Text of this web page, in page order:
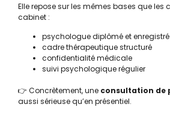
Elle repose sur les mêmes bases que les
cabinet :
psychologue diplômé et enregistré
cadre thérapeutique structuré
confidentialité médicale
suivi psychologique régulier
👉 Concrètement, une consultation de
aussi sérieuse qu’en présentiel.